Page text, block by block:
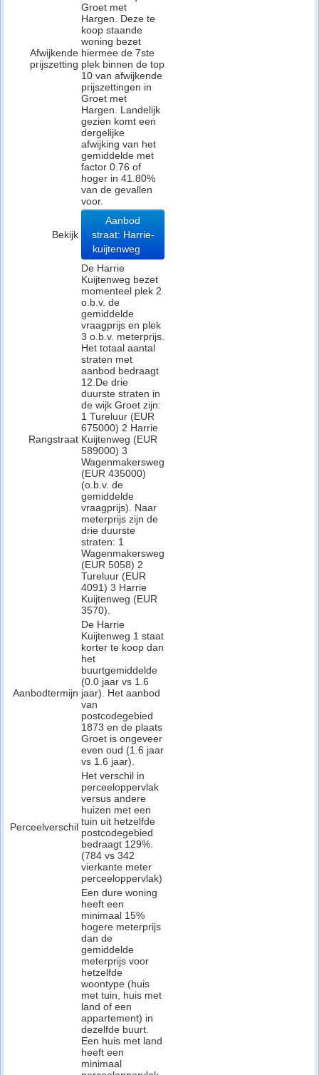
Afwijkende
prijszetting
Groet met
Hargen. Deze te
koop staande
woning bezet
hiermee de 7ste
plek binnen de top
10 van afwijkende
prijszettingen in
Groet met
Hargen. Landelijk
gezien komt een
dergelijke
afwijking van het
gemiddelde met
factor 0.76 of
hoger in 41.80%
van de gevallen
voor.
Bekijk
Aanbod
straat: Harrie-
kuijtenweg
Rangstraat
De Harrie
Kuijtenweg bezet
momenteel plek 2
o.b.v. de
gemiddelde
vraagprijs en plek
3 o.b.v. meterprijs.
Het totaal aantal
straten met
aanbod bedraagt
12.De drie
duurste straten in
de wijk Groet zijn:
1 Tureluur (EUR
675000) 2 Harrie
Kuijtenweg (EUR
589000) 3
Wagenmakersweg
(EUR 435000)
(o.b.v. de
gemiddelde
vraagprijs). Naar
meterprijs zijn de
drie duurste
straten: 1
Wagenmakersweg
(EUR 5058) 2
Tureluur (EUR
4091) 3 Harrie
Kuijtenweg (EUR
3570).
Aanbodtermijn
De Harrie
Kuijtenweg 1 staat
korter te koop dan
het
buurtgemiddelde
(0.0 jaar vs 1.6
jaar). Het aanbod
van
postcodegebied
1873 en de plaats
Groet is ongeveer
even oud (1.6 jaar
vs 1.6 jaar).
Perceelverschil
Het verschil in
perceeloppervlak
versus andere
huizen met een
tuin uit hetzelfde
postcodegebied
bedraagt 129%.
(784 vs 342
vierkante meter
perceeloppervlak)
Een dure woning
heeft een
minimaal 15%
hogere meterprijs
dan de
gemiddelde
meterprijs voor
hetzelfde
woontype (huis
met tuin, huis met
land of een
appartement) in
dezelfde buurt.
Een huis met land
heeft een
minimaal